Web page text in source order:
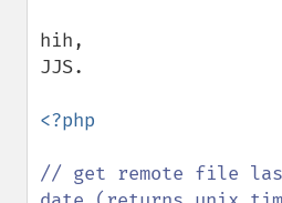
hih,
JJS.
<?php
// get remote file